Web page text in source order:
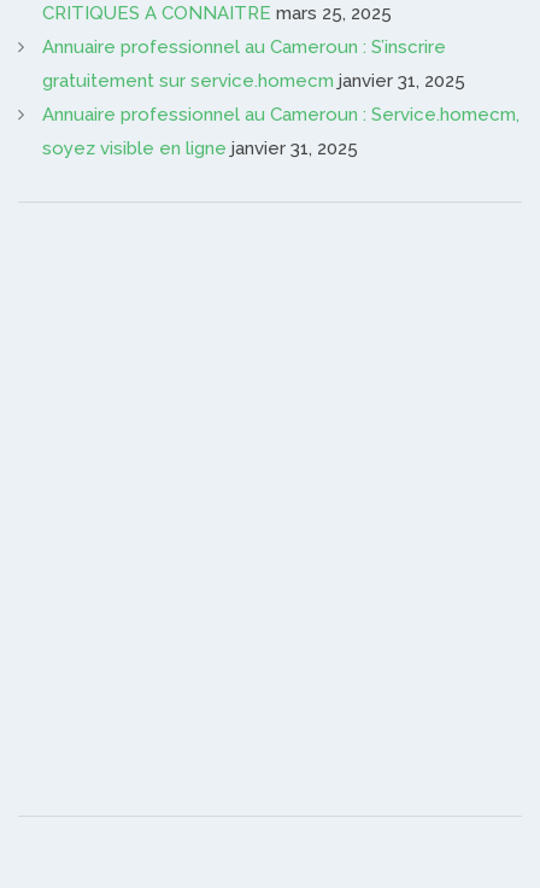
CRITIQUES A CONNAITRE mars 25, 2025
Annuaire professionnel au Cameroun : S’inscrire
gratuitement sur service.homecm janvier 31, 2025
Annuaire professionnel au Cameroun : Service.homecm,
soyez visible en ligne janvier 31, 2025